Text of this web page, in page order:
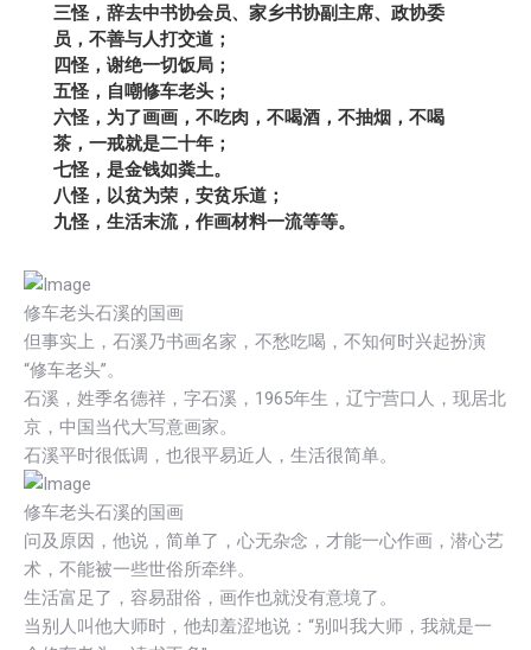
三怪，辞去中书协会员、家乡书协副主席、政协委
员，不善与人打交道；
四怪，谢绝一切饭局；
五怪，自嘲修车老头；
六怪，为了画画，不吃肉，不喝酒，不抽烟，不喝
茶，一戒就是二十年；
七怪，是金钱如粪土。
八怪，以贫为荣，安贫乐道；
九怪，生活末流，作画材料一流等等。
修车老头石溪的国画
但事实上，石溪乃书画名家，不愁吃喝，不知何时兴起扮演
“修车老头”。
石溪，姓季名德祥，字石溪，1965年生，辽宁营口人，现居北
京，中国当代大写意画家。
石溪平时很低调，也很平易近人，生活很简单。
修车老头石溪的国画
问及原因，他说，简单了，心无杂念，才能一心作画，潜心艺
术，不能被一些世俗所牵绊。
生活富足了，容易甜俗，画作也就没有意境了。
当别人叫他大师时，他却羞涩地说：“别叫我大师，我就是一